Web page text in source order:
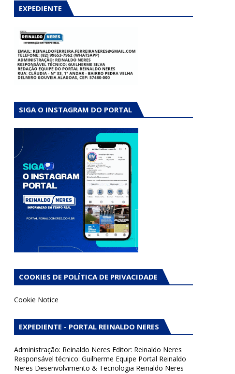
EXPEDIENTE
SIGA O INSTAGRAM DO PORTAL
COOKIES DE POLÍTICA DE PRIVACIDADE
Cookie Notice
EXPEDIENTE - PORTAL REINALDO NERES
Administração: Reinaldo Neres Editor: Reinaldo Neres
Responsável técnico: Guilherme Equipe Portal Reinaldo
Neres Desenvolvimento & Tecnologia Reinaldo Neres